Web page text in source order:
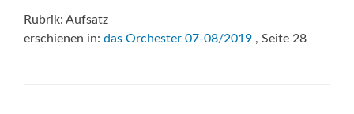
Rubrik: Aufsatz
erschienen in: das Orchester 07-08/2019 , Seite 28